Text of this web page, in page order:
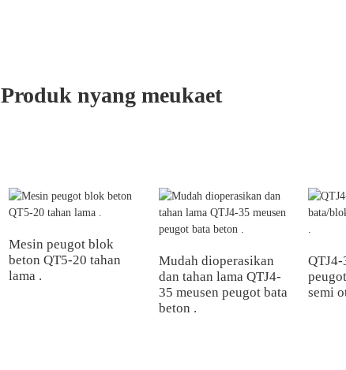
Produk nyang meukaet
Mesin peugot blok
beton QT5-20 tahan
lama .
Mudah dioperasikan
dan tahan lama QTJ4-
35 meusen peugot bata
beton .
QTJ4-
semi